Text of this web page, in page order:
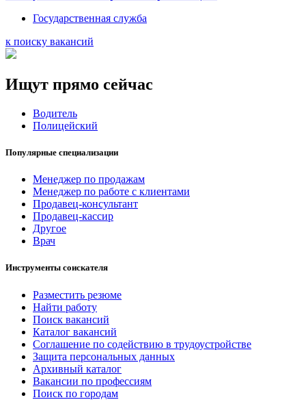
Государственная служба
к поиску вакансий
Ищут прямо сейчас
Водитель
Полицейский
Популярные специализации
Менеджер по продажам
Менеджер по работе с клиентами
Продавец-консультант
Продавец-кассир
Другое
Врач
Инструменты соискателя
Разместить резюме
Найти работу
Поиск вакансий
Каталог вакансий
Соглашение по содействию в трудоустройстве
Защита персональных данных
Архивный каталог
Вакансии по профессиям
Поиск по городам